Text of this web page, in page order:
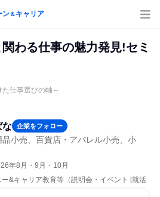
ン＆キャリア
関わる仕事の魅力発見!セミ
仕事選びの軸～
な 企業をフォロー
小売、百貨店・アパレル小売、小
年8月・9月・10月
&キャリア教育等（説明会・イベント [就活